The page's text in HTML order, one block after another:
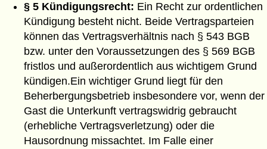
§ 5 Kündigungsrecht: Ein Recht zur ordentlichen
Kündigung besteht nicht. Beide Vertragsparteien
können das Vertragsverhältnis nach § 543 BGB
bzw. unter den Voraussetzungen des § 569 BGB
fristlos und außerordentlich aus wichtigem Grund
kündigen.Ein wichtiger Grund liegt für den
Beherbergungsbetrieb insbesondere vor, wenn der
Gast die Unterkunft vertragswidrig gebraucht
(erhebliche Vertragsverletzung) oder die
Hausordnung missachtet. Im Falle einer